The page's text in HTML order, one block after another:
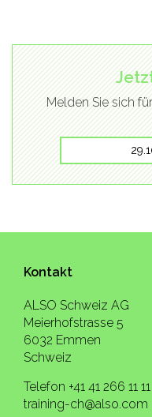
Melden Sie sich
Kontakt
ALSO Schweiz AG
Meierhofstrasse 5
6032 Emmen
Schweiz
Telefon +41 41 266 11 11
training-ch@also.com